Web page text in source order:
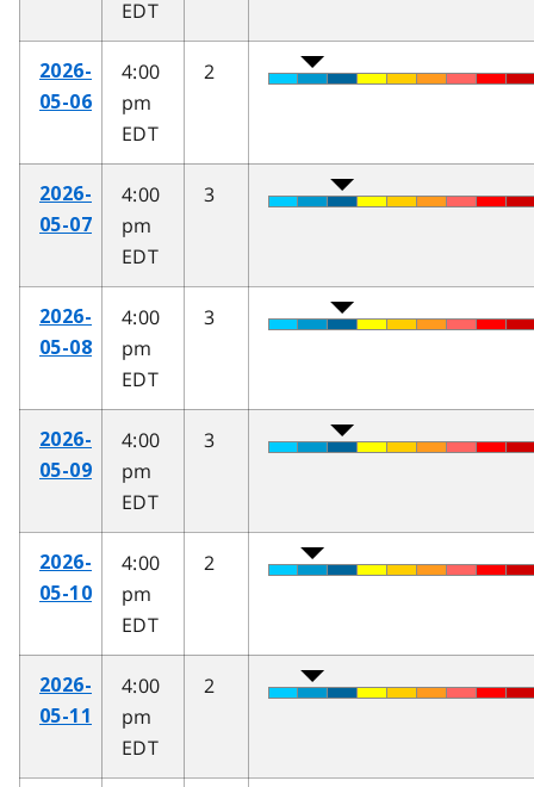
EDT
2026-
05-06
4:00
pm
EDT
2
2026-
05-07
4:00
pm
EDT
3
2026-
05-08
4:00
pm
EDT
3
2026-
05-09
4:00
pm
EDT
3
2026-
05-10
4:00
pm
EDT
2
2026-
05-11
4:00
pm
EDT
2